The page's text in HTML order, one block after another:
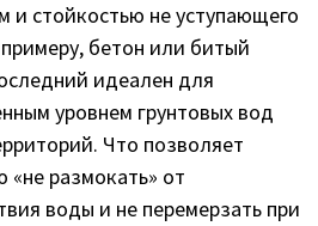
и стойкостью не уступающего
бетон или битый
идеален для
уровнем грунтовых вод
Что позволяет
размокать» от
воды и не перемерзать при